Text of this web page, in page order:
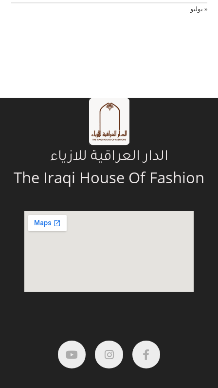
« يوليو
الدار العراقية للازياء
The Iraqi House Of Fashion